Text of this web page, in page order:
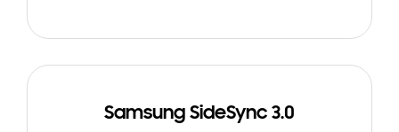
Samsung SideSync 3.0